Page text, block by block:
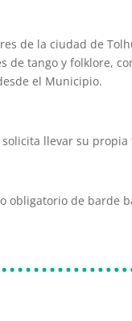
de la ciudad de
de tango y folklore,
el Municipio.
llevar su propia
obligatorio de barde